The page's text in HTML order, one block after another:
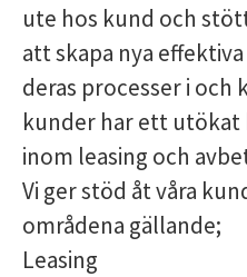
ute hos kund och
att skapa nya
deras processer i och
kunder har ett utökat
inom leasing och
Vi ger stöd åt våra
områdena gällande;
Leasing